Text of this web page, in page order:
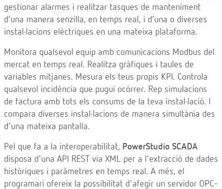
gestionar alarmes i realitzar tasques de manteniment
d’una manera senzilla, en temps real, i d’una o diverses
instal·lacions elèctriques en una mateixa plataforma.
Monitora qualsevol equip amb comunicacions Modbus del
mercat en temps real. Realitza gràfiques i taules de
variables mitjanes. Mesura els teus propis KPI. Controla
qualsevol incidència que pugui ocórrer. Rep simulacions
de factura amb tots els consums de la teva instal·lació. I
compara diverses instal·lacions de manera simultània des
d'una mateixa pantalla.
Pel que fa a la interoperabilitat, PowerStudio SCADA
disposa d'una API REST via XML per a l'extracció de dades
històriques i paràmetres en temps real. A més, el
programari ofereix la possibilitat d'afegir un servidor OPC-